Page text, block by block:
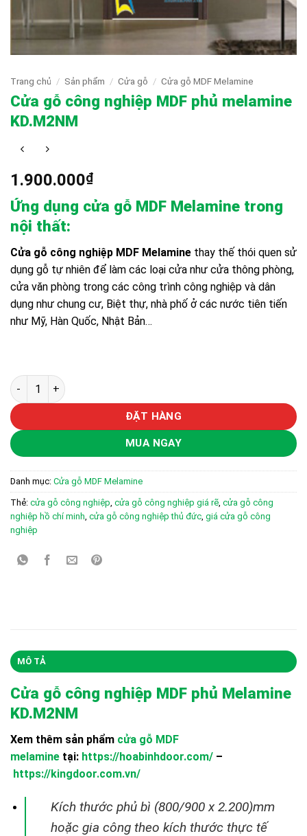
Trang chủ / Sản phẩm / Cửa gỗ / Cửa gỗ MDF Melamine
Cửa gỗ công nghiệp MDF phủ melamine
KD.M2NM
1.900.000₫
Ứng dụng cửa gỗ MDF Melamine trong
nội thất:
Cửa gỗ công nghiệp MDF Melamine thay thế thói quen sử
dụng gỗ tự nhiên để làm các loại cửa như cửa thông phòng,
cửa văn phòng trong các công trình công nghiệp và dân
dụng như chung cư, Biệt thự, nhà phố ở các nước tiên tiến
như Mỹ, Hàn Quốc, Nhật Bản…
Cửa gỗ công nghiệp MDF phủ melamine KD.M2NM số lượng
ĐẶT HÀNG
MUA NGAY
Danh mục: Cửa gỗ MDF Melamine
Thẻ: cửa gỗ công nghiệp, cửa gỗ công nghiệp giá rẽ, cửa gỗ công
nghiệp hồ chí minh, cửa gỗ công nghiệp thủ đức, giá cửa gỗ công
nghiệp
MÔ TẢ
Cửa gỗ công nghiệp MDF phủ Melamine
KD.M2NM
Xem thêm sản phẩm cửa gỗ MDF
melamine tại: https://hoabinhdoor.com/ –
https://kingdoor.com.vn/
Kích thước phủ bì (800/900 x 2.200)mm
hoặc gia công theo kích thước thực tế